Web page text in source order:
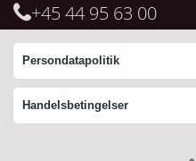
+45 44 95 63 00
Persondatapolitik
Handelsbetingelser